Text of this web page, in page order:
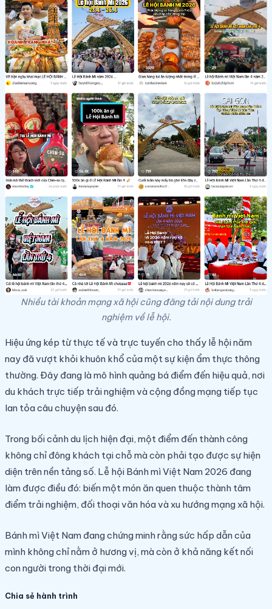
Nhiều tài khoản mạng xã hội cũng đăng tải nội dung trải
nghiệm về lễ hội.
Hiệu ứng kép từ thực tế và trực tuyến cho thấy lễ hội năm
nay đã vượt khỏi khuôn khổ của một sự kiện ẩm thực thông
thường. Đây đang là mô hình quảng bá điểm đến hiệu quả, nơi
du khách trực tiếp trải nghiệm và cộng đồng mạng tiếp tục
lan tỏa câu chuyện sau đó.
Trong bối cảnh du lịch hiện đại, một điểm đến thành công
không chỉ đông khách tại chỗ mà còn phải tạo được sự hiện
diện trên nền tảng số. Lễ hội Bánh mì Việt Nam 2026 đang
làm được điều đó: biến một món ăn quen thuộc thành tâm
điểm trải nghiệm, đối thoại văn hóa và xu hướng mạng xã hội.
Bánh mì Việt Nam đang chứng minh rằng sức hấp dẫn của
mình không chỉ nằm ở hương vị, mà còn ở khả năng kết nối
con người trong thời đại mới.
Chia sẻ hành trình